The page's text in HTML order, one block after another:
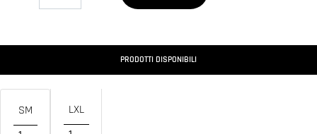
PRODOTTI DISPONIBILI
SM LXL